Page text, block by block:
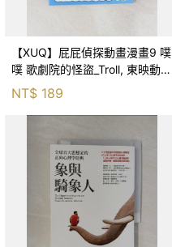
【XUQ】屁屁偵探動畫漫畫9 噗
噗 歌劇院的怪盜_Troll, 東映動畫
株式會社, 張東君
NT$ 189